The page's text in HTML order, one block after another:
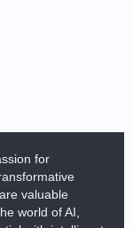
for
valuable
world of AI,